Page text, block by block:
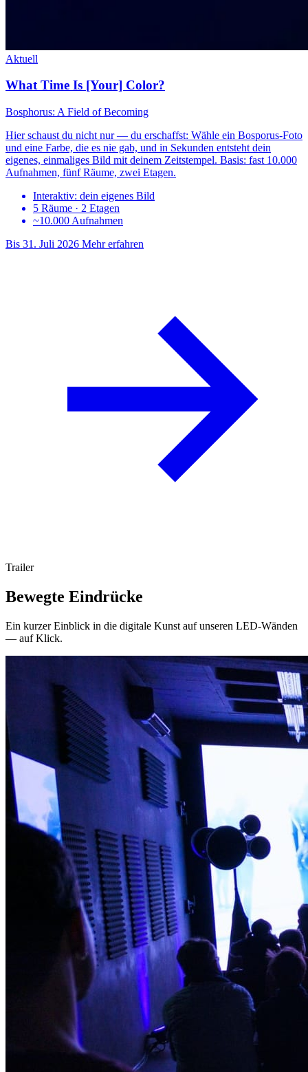
Aktuell
What Time Is [Your] Color?
Bosphorus: A Field of Becoming
Hier schaust du nicht nur — du erschaffst: Wähle ein Bosporus-Foto
und eine Farbe, die es nie gab, und in Sekunden entsteht dein
eigenes, einmaliges Bild mit deinem Zeitstempel. Basis: fast 10.000
Aufnahmen, fünf Räume, zwei Etagen.
Interaktiv: dein eigenes Bild
5 Räume · 2 Etagen
~10.000 Aufnahmen
Bis 31. Juli 2026 Mehr erfahren
Trailer
Bewegte Eindrücke
Ein kurzer Einblick in die digitale Kunst auf unseren LED-Wänden
— auf Klick.